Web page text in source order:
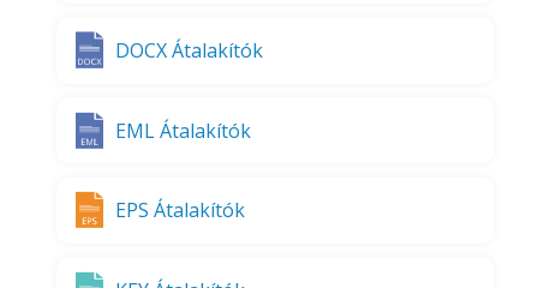
DOCX Átalakítók
EML Átalakítók
EPS Átalakítók